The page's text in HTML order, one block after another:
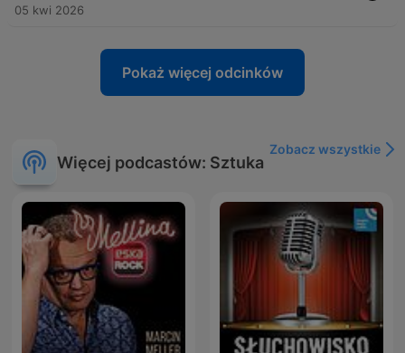
05 kwi 2026
Pokaż więcej odcinków
Więcej podcastów: Sztuka
Zobacz wszystkie